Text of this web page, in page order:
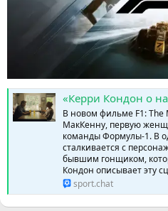
«Керри Кондон о напряжённой сцене с Брэдом Питтом в фильме «F1»: почему понадобилось
В новом фильме F1: The
МакКенну, первую
команды Формулы-1. В
сталкивается с
бывшим гонщиком,
Кондон описывает эту
sport.chat